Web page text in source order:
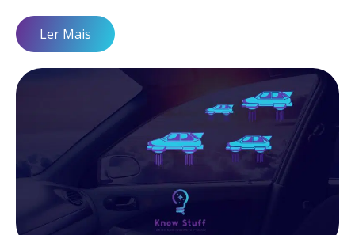
Ler Mais